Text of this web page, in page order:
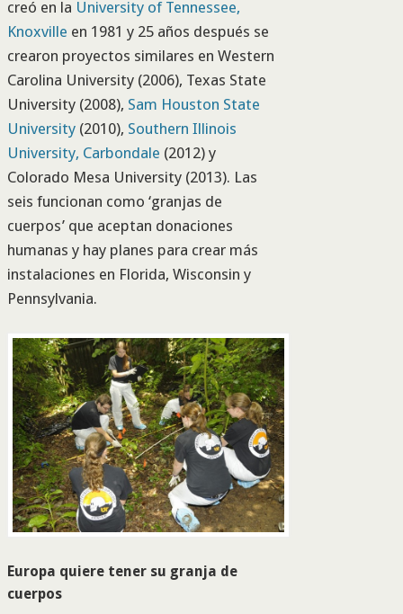
creó en la University of Tennessee,
Knoxville en 1981 y 25 años después se
crearon proyectos similares en Western
Carolina University (2006), Texas State
University (2008), Sam Houston State
University(2010), Southern Illinois
University, Carbondale (2012) y
Colorado Mesa University (2013). Las
seis funcionan como ‘granjas de
cuerpos’ que aceptan donaciones
humanas y hay planes para crear más
instalaciones en Florida, Wisconsin y
Pennsylvania.
Europa quiere tener su granja de
cuerpos